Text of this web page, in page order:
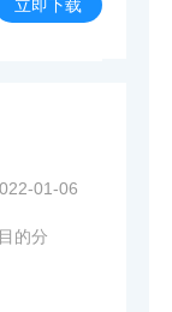
立即下载
01-06
的分